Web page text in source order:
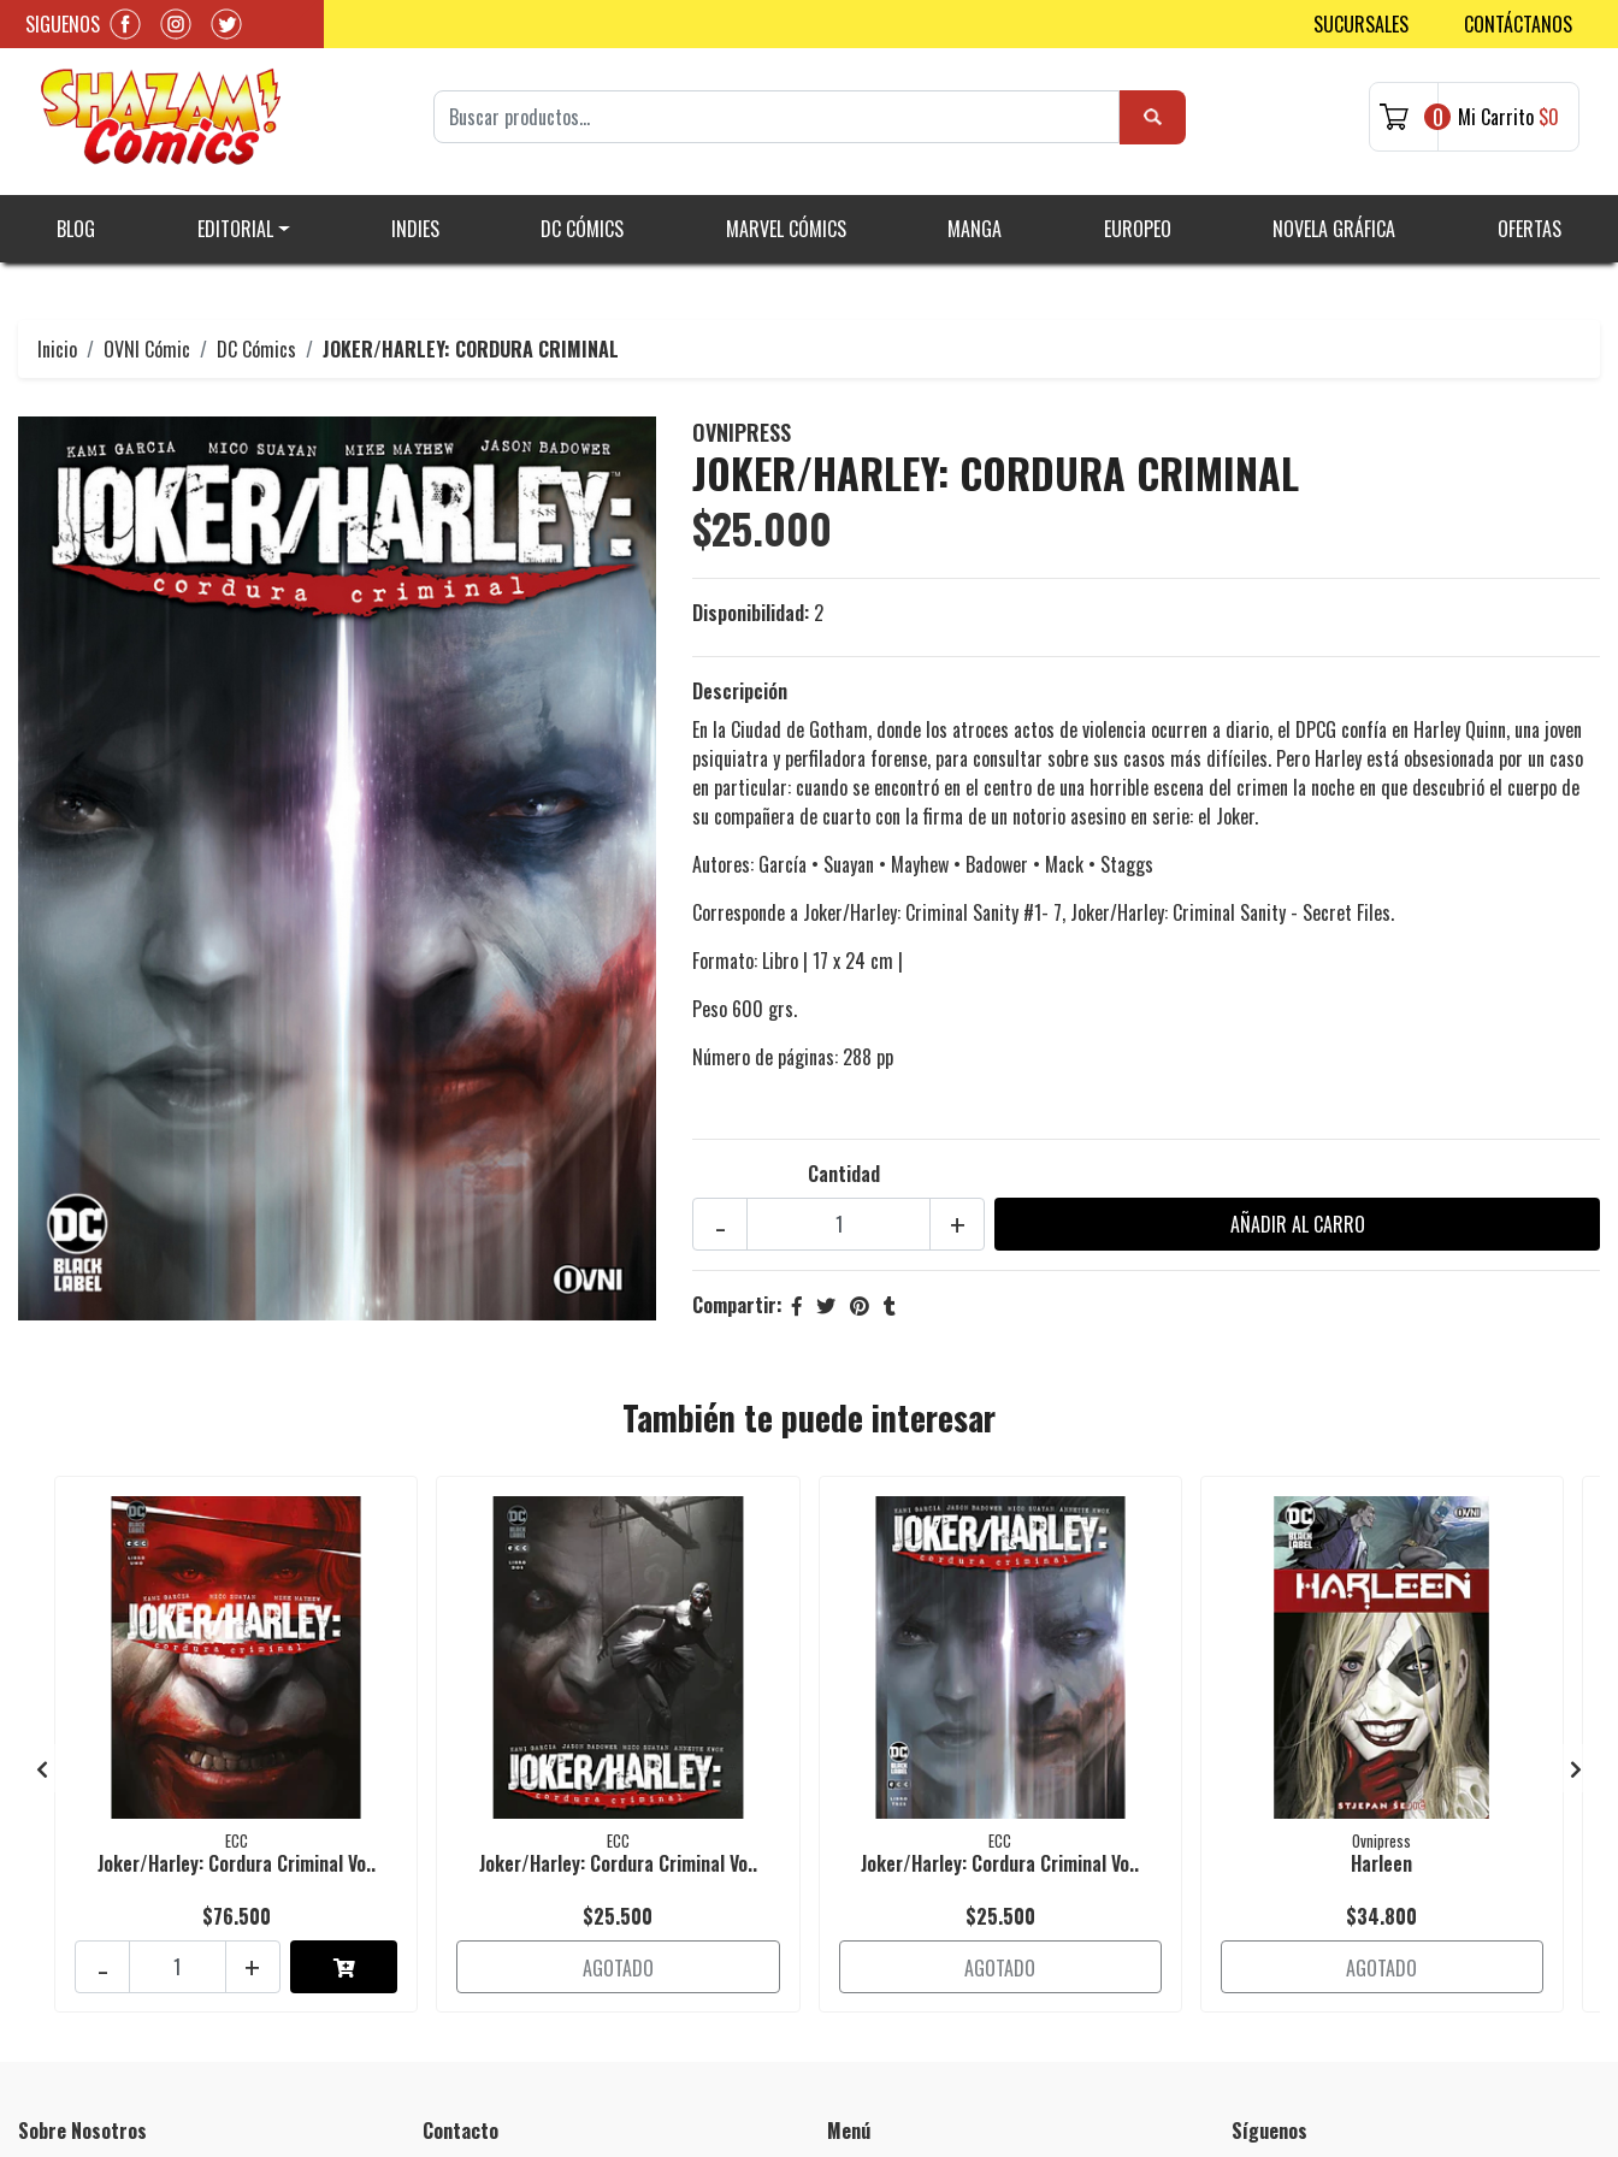
SIGUENOS SUCURSALES CONTÁCTANOS
0 Mi Carrito $0
BLOG EDITORIAL INDIES DC CÓMICS MARVEL CÓMICS MANGA EUROPEO NOVELA GRÁFICA OFERTAS
Inicio OVNI Cómic DC Cómics JOKER/HARLEY: CORDURA CRIMINAL
OVNIPRESS
JOKER/HARLEY: CORDURA CRIMINAL
$25.000
Disponibilidad: 2
Descripción
En la Ciudad de Gotham, donde los atroces actos de violencia ocurren a diario, el DPCG confía en Harley Quinn, una joven
psiquiatra y perfiladora forense, para consultar sobre sus casos más difíciles. Pero Harley está obsesionada por un caso
en particular: cuando se encontró en el centro de una horrible escena del crimen la noche en que descubrió el cuerpo de
su compañera de cuarto con la firma de un notorio asesino en serie: el Joker.
Autores: García • Suayan • Mayhew • Badower • Mack • Staggs
Corresponde a Joker/Harley: Criminal Sanity #1- 7, Joker/Harley: Criminal Sanity - Secret Files.
Formato: Libro | 17 x 24 cm |
Peso 600 grs.
Número de páginas: 288 pp
Cantidad
+
-
Compartir:
También te puede interesar
ECC
Joker/Harley: Cordura Criminal Vo..
$76.500
+
-
ECC
Joker/Harley: Cordura Criminal Vo..
$25.500
AGOTADO
ECC
Joker/Harley: Cordura Criminal Vo..
$25.500
AGOTADO
Ovnipress
Harleen
$34.800
AGOTADO
Sobre Nosotros Contacto Menú Síguenos